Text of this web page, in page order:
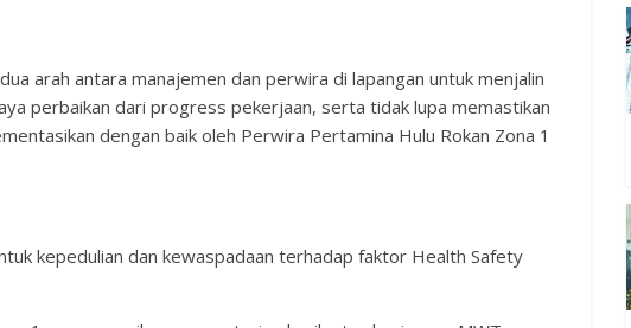
arah antara manajemen dan perwira di lapangan untuk menjalin
perbaikan dari progress pekerjaan, serta tidak lupa memastikan
dengan baik oleh Perwira Pertamina Hulu Rokan Zona 1
kepedulian dan kewaspadaan terhadap faktor Health Safety